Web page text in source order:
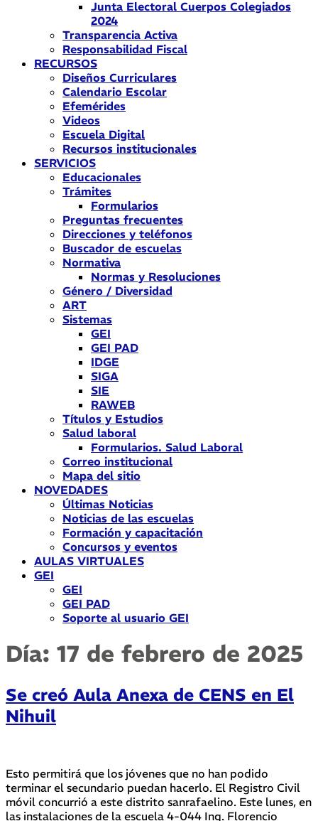
Junta Electoral Cuerpos Colegiados
2024
Transparencia Activa
Responsabilidad Fiscal
RECURSOS
Diseños Curriculares
Calendario Escolar
Efemérides
Videos
Escuela Digital
Recursos institucionales
SERVICIOS
Educacionales
Trámites
Formularios
Preguntas frecuentes
Direcciones y teléfonos
Buscador de escuelas
Normativa
Normas y Resoluciones
Género / Diversidad
ART
Sistemas
GEI
GEI PAD
IDGE
SIGA
SIE
RAWEB
Títulos y Estudios
Salud laboral
Formularios. Salud Laboral
Correo institucional
Mapa del sitio
NOVEDADES
Últimas Noticias
Noticias de las escuelas
Formación y capacitación
Concursos y eventos
AULAS VIRTUALES
GEI
GEI
GEI PAD
Soporte al usuario GEI
Día: 17 de febrero de 2025
Se creó Aula Anexa de CENS en El
Nihuil
Esto permitirá que los jóvenes que no han podido
terminar el secundario puedan hacerlo. El Registro Civil
móvil concurrió a este distrito sanrafaelino. Este lunes, en
las instalaciones de la escuela 4-044 Ing. Florencio